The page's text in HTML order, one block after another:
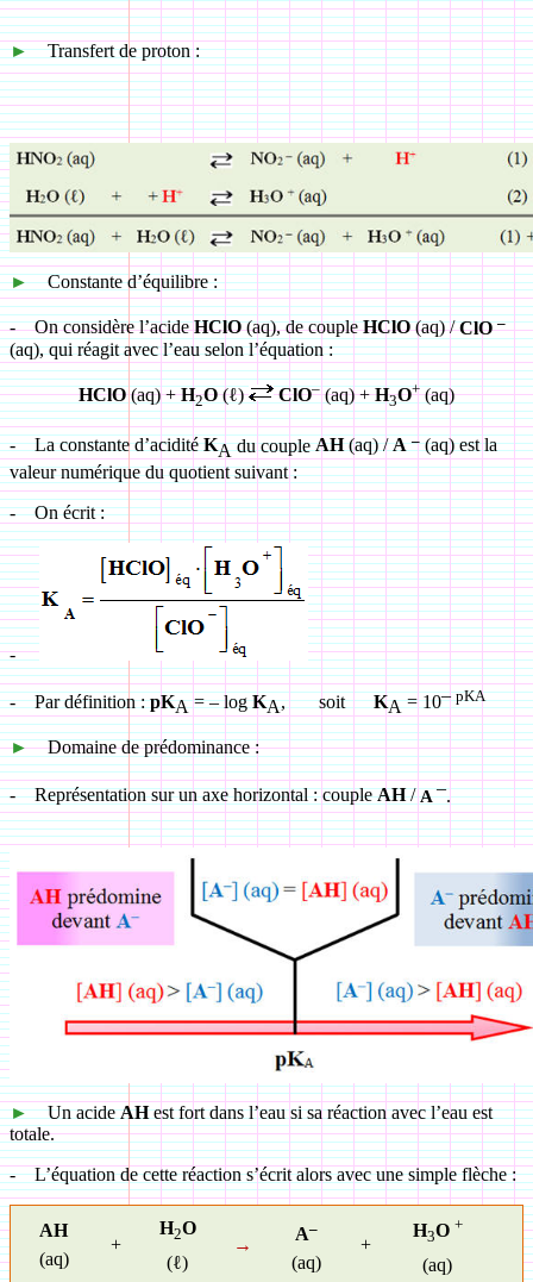
► Transfert de proton :
► Constante d’équilibre :
- On considère l’acideHClO(aq), de coupleHClO(aq) /ClO–
(aq), qui réagit avec l’eau selon l’équation :
HClO(aq) +H2O(ℓ) ClO–(aq) +H3O+(aq)
- La constante d’aciditéKAdu coupleAH(aq) /A –(aq) est la
valeur numérique du quotient suivant :
-
On écrit :
-
- Par définition :pKA= – logKA, soitKA= 10–pKA
► Domaine de prédominance :
- Représentation sur un axe horizontal : coupleAH/A–.
► Un acideAHest fort dans l’eau si sa réaction avec l’eau est
totale.
-
L’équation de cette réaction s’écrit alors avec une simple flèche :
AH
(aq)
+
H2O
(ℓ)
→
A–
(aq)
+
H3O +
(aq)